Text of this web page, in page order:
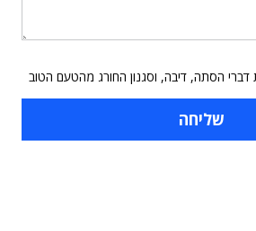
דברי הסתה, דיבה, וסגנון החורג מהטעם הטוב